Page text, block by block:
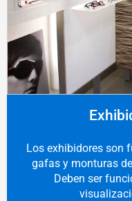
Los exhibidores son
gafas y monturas
Deben ser